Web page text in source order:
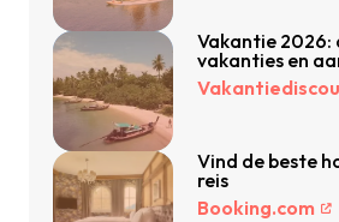
Vakantie 2026:
vakanties en
Vind de beste
reis
Booking.com